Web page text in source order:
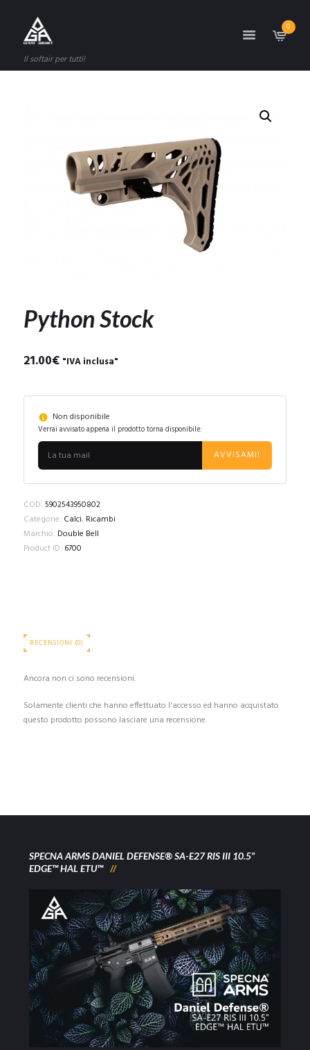
Il softair per tutti!
0
Python Stock
21.00€ "IVA inclusa"
Non disponibile
Verrai avvisato appena il prodotto torna disponibile:
AVVISAMI!
COD: 5902543950802
Categorie: Calci, Ricambi
Marchio: Double Bell
Product ID: 6700
RECENSIONI (0)
Ancora non ci sono recensioni.
Solamente clienti che hanno effettuato l'accesso ed hanno acquistato
questo prodotto possono lasciare una recensione.
SPECNA ARMS DANIEL DEFENSE® SA-E27 RIS III 10.5”
EDGE™ HAL ETU™